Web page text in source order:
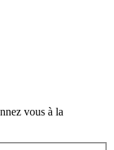
vous à la